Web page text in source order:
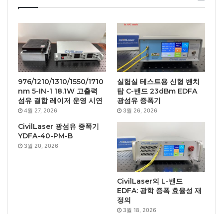
976/1210/1310/1550/1710
nm 5-IN-1 18.1W 고출력
섬유 결합 레이저 운영 시연
4월 27, 2026
실험실 테스트용 신형 벤치
탑 C-밴드 23dBm EDFA
광섬유 증폭기
3월 26, 2026
CivilLaser 광섬유 증폭기
YDFA-40-PM-B
3월 20, 2026
CivilLaser의 L-밴드
EDFA: 광학 증폭 효율성 재
정의
3월 18, 2026